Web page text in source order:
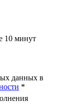
10 минут
данных в
*